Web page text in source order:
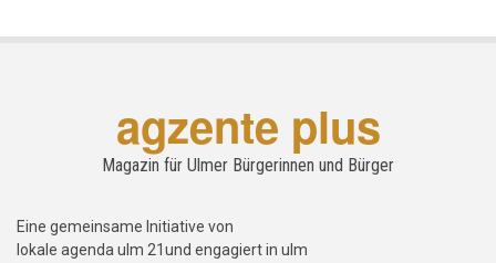
agzente plus
Magazin für Ulmer Bürgerinnen und Bürger
Eine gemeinsame Initiative von
lokale agenda ulm 21und engagiert in ulm